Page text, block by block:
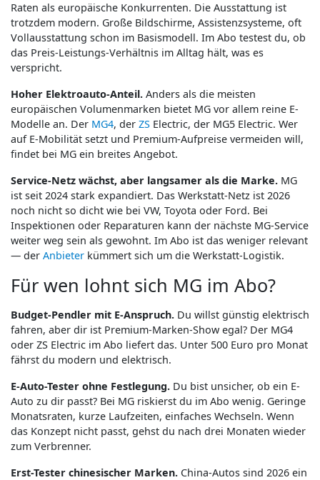
Raten als europäische Konkurrenten. Die Ausstattung ist
trotzdem modern. Große Bildschirme, Assistenzsysteme, oft
Vollausstattung schon im Basismodell. Im Abo testest du, ob
das Preis-Leistungs-Verhältnis im Alltag hält, was es
verspricht.
Hoher Elektroauto-Anteil. Anders als die meisten
europäischen Volumenmarken bietet MG vor allem reine E-
Modelle an. Der MG4, der ZS Electric, der MG5 Electric. Wer
auf E-Mobilität setzt und Premium-Aufpreise vermeiden will,
findet bei MG ein breites Angebot.
Service-Netz wächst, aber langsamer als die Marke. MG
ist seit 2024 stark expandiert. Das Werkstatt-Netz ist 2026
noch nicht so dicht wie bei VW, Toyota oder Ford. Bei
Inspektionen oder Reparaturen kann der nächste MG-Service
weiter weg sein als gewohnt. Im Abo ist das weniger relevant
— der Anbieter kümmert sich um die Werkstatt-Logistik.
Für wen lohnt sich MG im Abo?
Budget-Pendler mit E-Anspruch. Du willst günstig elektrisch
fahren, aber dir ist Premium-Marken-Show egal? Der MG4
oder ZS Electric im Abo liefert das. Unter 500 Euro pro Monat
fährst du modern und elektrisch.
E-Auto-Tester ohne Festlegung. Du bist unsicher, ob ein E-
Auto zu dir passt? Bei MG riskierst du im Abo wenig. Geringe
Monatsraten, kurze Laufzeiten, einfaches Wechseln. Wenn
das Konzept nicht passt, gehst du nach drei Monaten wieder
zum Verbrenner.
Erst-Tester chinesischer Marken. China-Autos sind 2026 ein